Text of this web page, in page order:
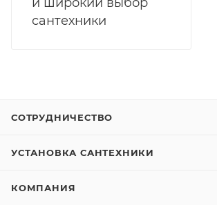
сантехники
СОТРУДНИЧЕСТВО
УСТАНОВКА САНТЕХНИКИ
КОМПАНИЯ